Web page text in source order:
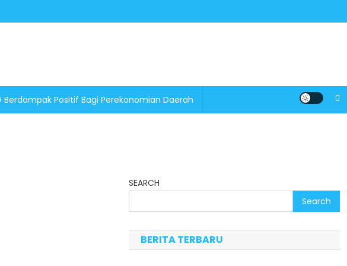
Berdampak Positif Bagi Perekonomian Daerah
SEARCH
Search
BERITA TERBARU